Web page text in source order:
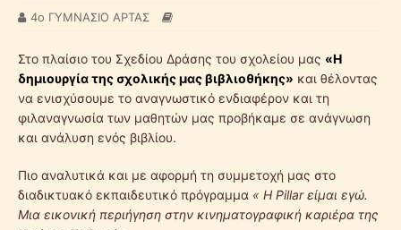
4ο ΓΥΜΝΑΣΙΟ ΑΡΤΑΣ
Στο πλαίσιο του Σχεδίου Δράσης του σχολείου μας «Η
δημιουργία της σχολικής μας βιβλιοθήκης» και θέλοντας
να ενισχύσουμε το αναγνωστικό ενδιαφέρον και τη
φιλαναγνωσία των μαθητών μας προβήκαμε σε ανάγνωση
και ανάλυση ενός βιβλίου.
Πιο αναλυτικά και με αφορμή τη συμμετοχή μας στο
διαδικτυακό εκπαιδευτικό πρόγραμμα « Η Pillarείμαι εγώ.
Μια εικονική περιήγηση στην κινηματογραφική καριέρα της